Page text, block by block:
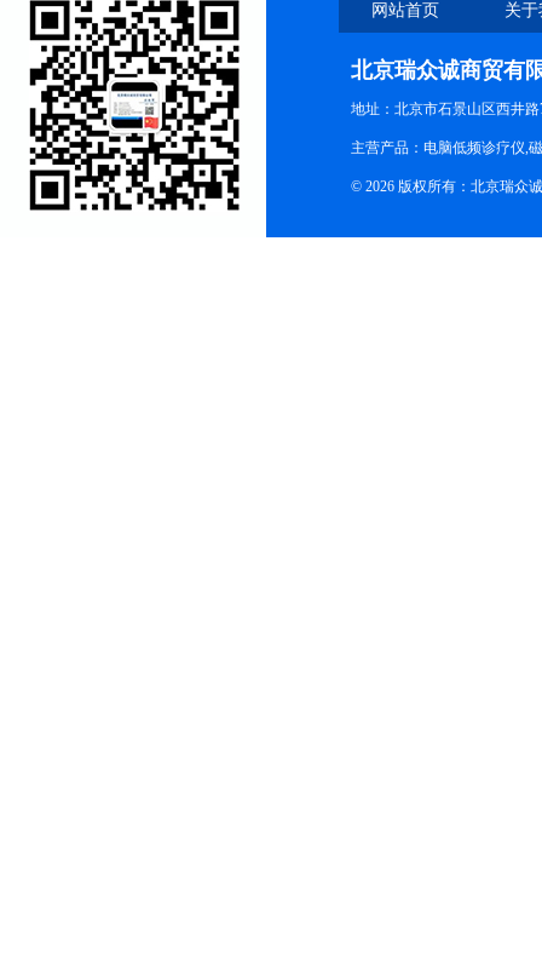
网站首页 关
北京瑞众诚商贸有
地址：北京市石景山区西井路
主营产品：电脑低频诊疗仪,
© 2026 版权所有：北京瑞众